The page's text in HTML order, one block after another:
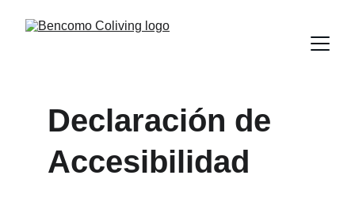
Declaración de
Accesibilidad